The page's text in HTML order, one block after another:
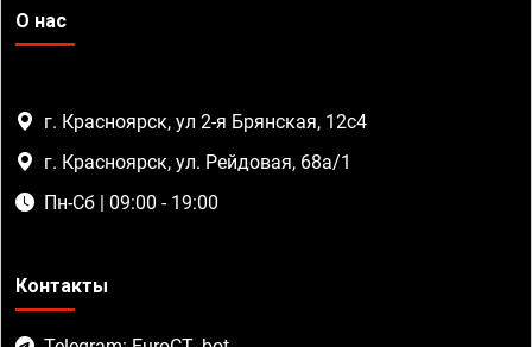
О нас
г. Красноярск, ул 2-я Брянская, 12с4
г. Красноярск, ул. Рейдовая, 68а/1
Пн-Сб | 09:00 - 19:00
Контакты